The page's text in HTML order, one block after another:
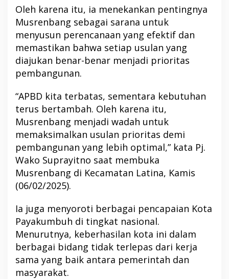
Oleh karena itu, ia menekankan pentingnya
Musrenbang sebagai sarana untuk
menyusun perencanaan yang efektif dan
memastikan bahwa setiap usulan yang
diajukan benar-benar menjadi prioritas
pembangunan.
“APBD kita terbatas, sementara kebutuhan
terus bertambah. Oleh karena itu,
Musrenbang menjadi wadah untuk
memaksimalkan usulan prioritas demi
pembangunan yang lebih optimal,” kata Pj.
Wako Suprayitno saat membuka
Musrenbang di Kecamatan Latina, Kamis
(06/02/2025).
Ia juga menyoroti berbagai pencapaian Kota
Payakumbuh di tingkat nasional.
Menurutnya, keberhasilan kota ini dalam
berbagai bidang tidak terlepas dari kerja
sama yang baik antara pemerintah dan
masyarakat.